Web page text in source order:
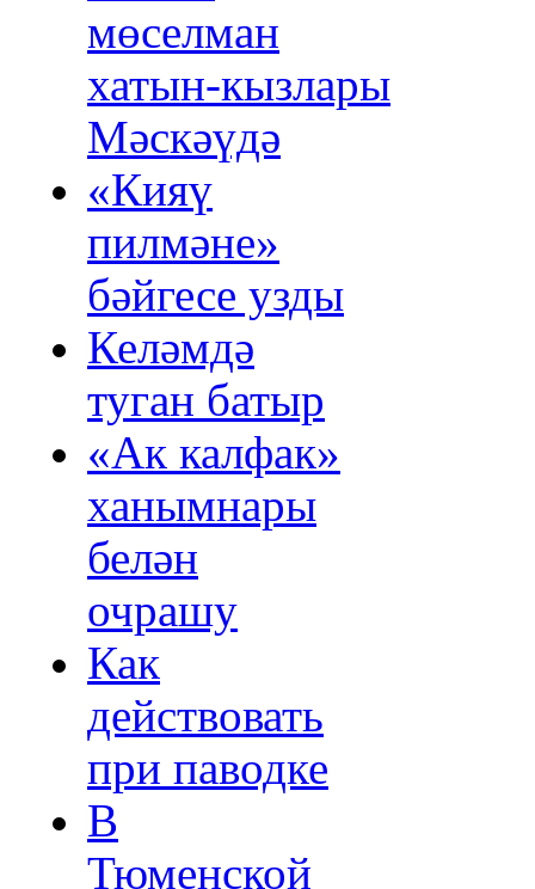
мөселман
хатын‑кызлары
Мәскәүдә
«Кияү
пилмәне»
бәйгесе узды
Келәмдә
туган батыр
«Ак калфак»
ханымнары
белән
очрашу
Как
действовать
при паводке
В
Тюменской